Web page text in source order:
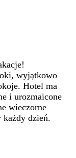
wyjątkowo
Hotel ma
i urozmaicone
wieczorne
każdy dzień.